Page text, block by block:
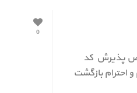
0
پذیرش كد
و احترام بازگشت